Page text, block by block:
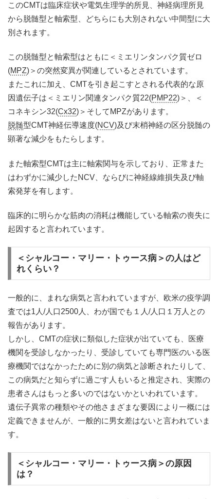
このCMTは臨床症状や電気生理学的所見、神経病理所見
から脱髄型と軸索型、どちらにも大別されない中間型に大
別されます。
この脱髄型と軸索型はともに＜ミエリンタンパク質ゼロ
(MPZ)＞の突然変異が関連しているとされています。
またこれに加え、CMTを引き起こすとされる代表的な原
因遺伝子は＜ミエリン関連タンパク質22(PMP22)＞、＜
コネキシン32(Cx32)＞そしてMPZがあります。
脱髄型CMT神経伝導速度(NCV)及び末梢神経の区分脱髄の
顕著な減少をもたらします。
また軸索型CMTは主に軸索関与を示しており、正常また
はわずかに減少したNCV、ならびに神経線維損失及び軸
索発芽を有します。
臨床的に明らかな筋肉の消耗は機能している軸索の喪失に
起因すると言われています。
＜シャルコー・マリー・トゥース病＞の人はど
れくらい？
一般的に、まれな病気と言われていますが、欧米の疫学調
査では1人/人口2500人、わが国でも１人/人口１万人との
報告があります。
しかし、CMTの症状に類似した症状が出ていても、医療
機関を受診しなかったり、受診していても専門医のいる医
療機関ではなかったために別の病気と診断されたりして、
この病気だと知らずに過ごす人もいると推定され、実際の
患者さんはもっと多いのではないかといわれています。
遺伝子異常の種類やその他さまざまな要因により一概には
定義できませんが、一般的に男女差はないと言われていま
す。
＜シャルコー・マリー・トゥース病＞の原因
は？